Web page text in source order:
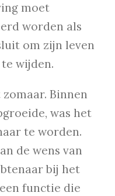
moet
worden als
om zijn leven
wijden.
Binnen
was het
te worden.
de wens van
bij het
functie die